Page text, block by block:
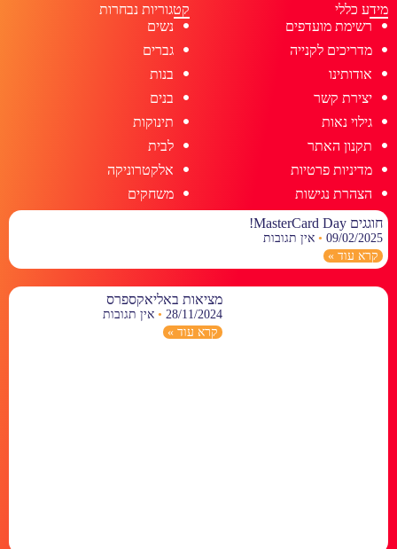
מידע כללי
רשימת מועדפים
מדריכים לקנייה
אודותינו
יצירת קשר
גילוי נאות
תקנון האתר
מדיניות פרטיות
הצהרת נגישות
קטגוריות נבחרות
נשים
גברים
בנות
בנים
תינוקות
לבית
אלקטרוניקה
משחקים
חוגגים MasterCard Day!
09/02/2025
אין תגובות
קרא עוד »
מציאות באליאקספרס
28/11/2024
אין תגובות
קרא עוד »